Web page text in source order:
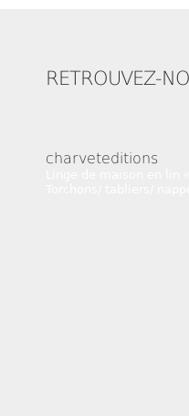
RETROUVEZ-
charveteditions